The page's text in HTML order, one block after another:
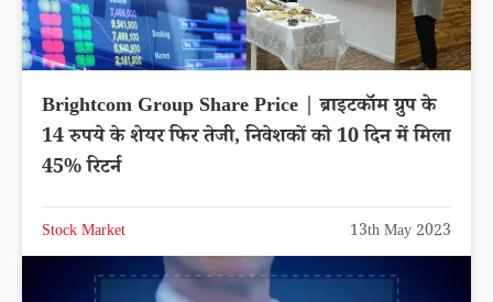
Brightcom Group Share Price | ब्राइटकॉम ग्रुप के
14 रुपये के शेयर फिर तेजी, निवेशकों को 10 दिन में मिला
45% रिटर्न
Stock Market 13th May 2023